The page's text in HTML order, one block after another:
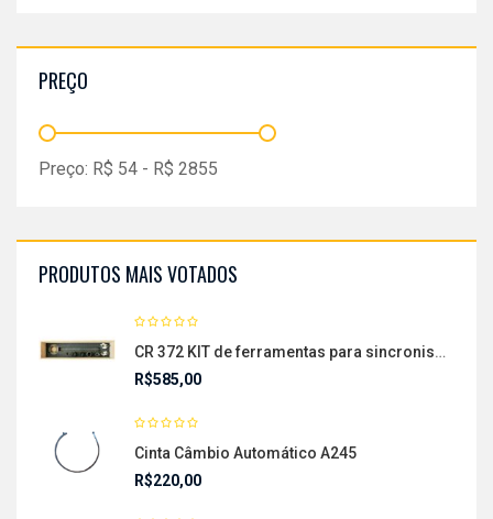
PREÇO
Preço: R$ 54 - R$ 2855
PRODUTOS MAIS VOTADOS
CR 372 KIT de ferramentas para sincronismo do motor EA 888 1.6
R$585,00
Cinta Câmbio Automático A245
R$220,00